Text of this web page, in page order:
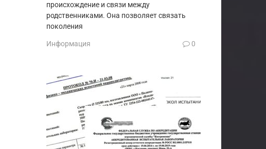
происхождение и связи между
родственниками. Она позволяет связать
поколения
Информация 0